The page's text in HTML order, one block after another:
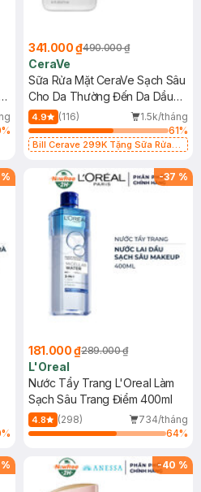
%
341.000 ₫490.000 ₫
CeraVe
Sữa Rửa Mặt CeraVe Sạch Sâu
Cho Da Thường Đến Da Dầu
473ml
4.9 (116)
1.5k/tháng
61%
Bill Cerave 299K Tặng Sữa Rửa
%
%
-37 %
181.000 ₫289.000 ₫
L'Oreal
Nước Tẩy Trang L'Oreal Làm
Sạch Sâu Trang Điểm 400ml
4.8 (298)
734/tháng
64%
% -40 %